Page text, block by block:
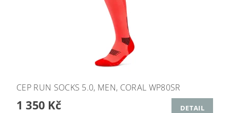
CEP RUN SOCKS 5.0, MEN, CORAL WP80SR
1 350 Kč DETAIL